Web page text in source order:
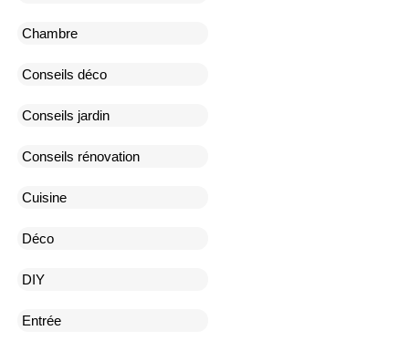
Chambre
Conseils déco
Conseils jardin
Conseils rénovation
Cuisine
Déco
DIY
Entrée